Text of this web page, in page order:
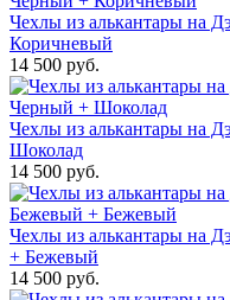
Чехлы из алькантары на
Коричневый
14 500 руб.
Чехлы из алькантары на
Шоколад
14 500 руб.
Чехлы из алькантары на
+ Бежевый
14 500 руб.